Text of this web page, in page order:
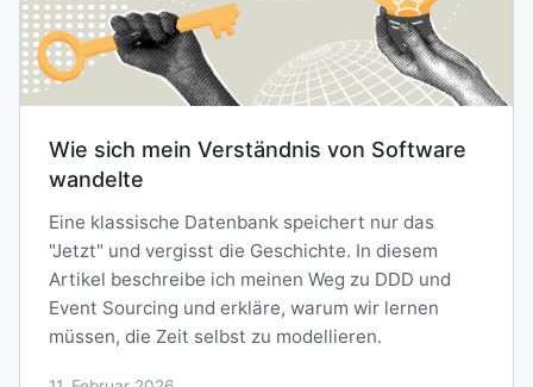
Wie sich mein Verständnis von Software
wandelte
Eine klassische Datenbank speichert nur das
"Jetzt" und vergisst die Geschichte. In diesem
Artikel beschreibe ich meinen Weg zu DDD und
Event Sourcing und erkläre, warum wir lernen
müssen, die Zeit selbst zu modellieren.